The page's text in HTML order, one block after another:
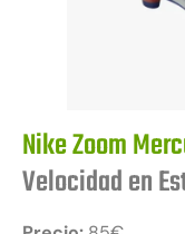
Nike Zoom
Velocidad en